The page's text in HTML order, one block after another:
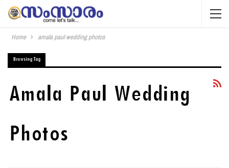
Home amala paul wedding photos
Browsing Tag
Amala Paul Wedding
Photos